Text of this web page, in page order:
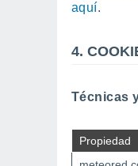
aquí.
4.
Técnicas
Propiedad